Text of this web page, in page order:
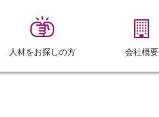
人材をお探しの方 会社概要